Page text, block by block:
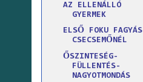
AZ ELLENÁLLÓ
GYERMEK
ELSŐ FOKU FAGYÁS
CSECSEMŐNÉL
ŐSZINTESÉG-
FÜLLENTÉS-
NAGYOTMONDÁS